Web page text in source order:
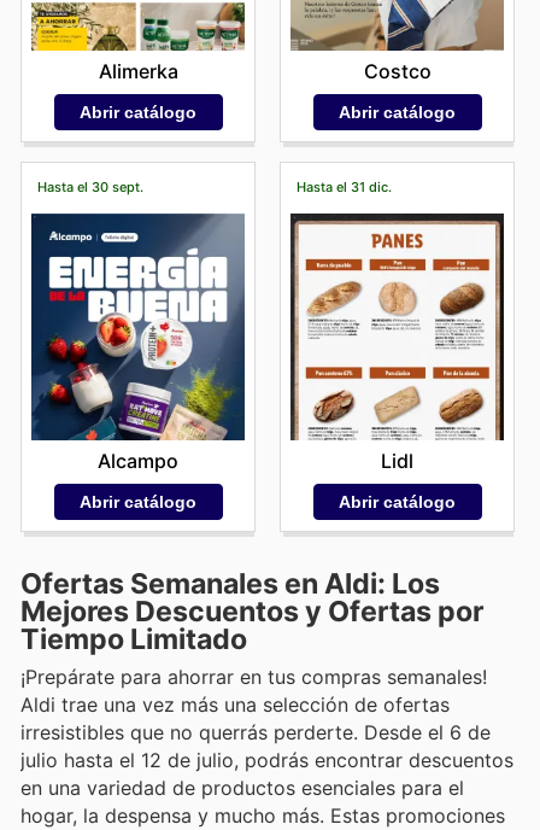
Alimerka
Abrir catálogo
Costco
Abrir catálogo
Hasta el 30 sept.
Alcampo
Abrir catálogo
Hasta el 31 dic.
Lidl
Abrir catálogo
Ofertas Semanales en Aldi: Los
Mejores Descuentos y Ofertas por
Tiempo Limitado
¡Prepárate para ahorrar en tus compras semanales!
Aldi trae una vez más una selección de ofertas
irresistibles que no querrás perderte. Desde el 6 de
julio hasta el 12 de julio, podrás encontrar descuentos
en una variedad de productos esenciales para el
hogar, la despensa y mucho más. Estas promociones